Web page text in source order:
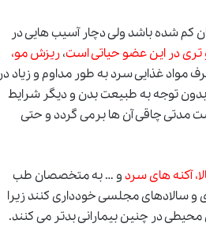
کم شده باشد ولی دچار آسیب هایی در
در این عضو حیاتی است،ریزش مو،
مواد غذایی سرد به طور مداوم و زیاد در
بدون توجه به طبیعت بدن و دیگر شرایط
مدتی چاقی آن ها برمی گردد و حتی
آکنه های سردو … به متخصصان طب
سالادهای مجلسی خودداری کنند زیرا
محیطی در چنین بیمارانی بدتر می کنند.